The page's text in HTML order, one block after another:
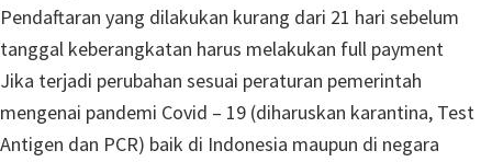
Pendaftaran yang dilakukan kurang dari 21 hari sebelum
tanggal keberangkatan harus melakukan full payment
Jika terjadi perubahan sesuai peraturan pemerintah
mengenai pandemi Covid – 19 (diharuskan karantina, Test
Antigen dan PCR) baik di Indonesia maupun di negara